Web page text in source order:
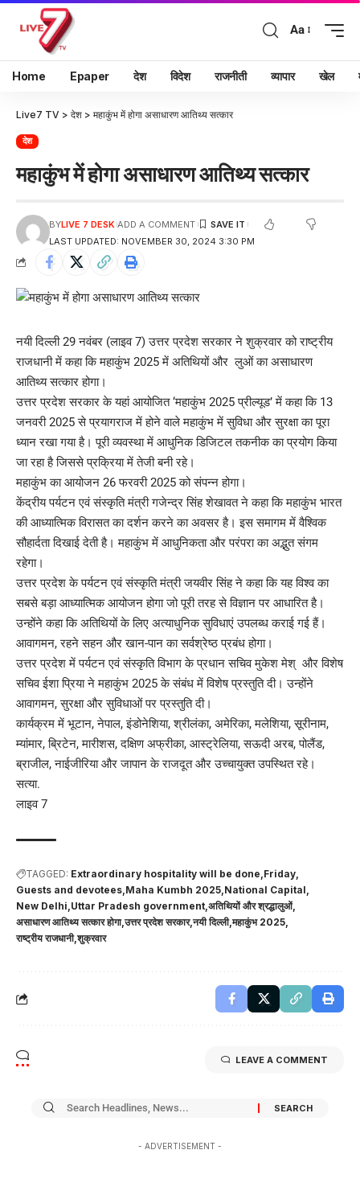
Aa
Home Epaper देश विदेश राजनीती व्यापार खेल
Live7 TV > देश > महाकुंभ में होगा असाधारण आतिथ्य सत्कार
देश
महाकुंभ में होगा असाधारण आतिथ्य सत्कार
LAST UPDATED: NOVEMBER 30, 2024 3:30 PM
BYLIVE 7 DESK ADD A COMMENT
नयी दिल्ली 29 नवंबर (लाइव 7) उत्तर प्रदेश सरकार ने शुक्रवार को राष्ट्रीय
राजधानी में कहा कि महाकुंभ 2025 में अतिथियों और लुओं का असाधारण
आतिथ्य सत्कार होगा।
उत्तर प्रदेश सरकार के यहां आयोजित ‘महाकुंभ 2025 प्रील्यूड’ में कहा कि 13
जनवरी 2025 से प्रयागराज में होने वाले महाकुंभ में सुविधा और सुरक्षा का पूरा
ध्यान रखा गया है। पूरी व्यवस्था में आधुनिक डिजिटल तकनीक का प्रयोग किया
जा रहा है जिससे प्रक्रिया में तेजी बनी रहे।
महाकुंभ का आयोजन 26 फरवरी 2025 को संपन्न होगा।
केंद्रीय पर्यटन एवं संस्कृति मंत्री गजेन्द्र सिंह शेखावत ने कहा कि महाकुंभ भारत
की आध्यात्मिक विरासत का दर्शन करने का अवसर है। इस समागम में वैश्विक
सौहार्दता दिखाई देती है। महाकुंभ में आधुनिकता और परंपरा का अद्भुत संगम
रहेगा।
उत्तर प्रदेश के पर्यटन एवं संस्कृति मंत्री जयवीर सिंह ने कहा कि यह विश्व का
सबसे बड़ा आध्यात्मिक आयोजन होगा जो पूरी तरह से विज्ञान पर आधारित है।
उन्होंने कहा कि अतिथियों के लिए अत्याधुनिक सुविधाएं उपलब्ध कराई गई हैं।
आवागमन, रहने सहन और खान-पान का सर्वश्रेष्ठ प्रबंध होगा।
उत्तर प्रदेश में पर्यटन एवं संस्कृति विभाग के प्रधान सचिव मुकेश मेश् और विशेष
सचिव ईशा प्रिया ने महाकुंभ 2025 के संबंध में विशेष प्रस्तुति दी। उन्होंने
आवागमन, सुरक्षा और सुविधाओं पर प्रस्तुति दी।
कार्यक्रम में भूटान, नेपाल, इंडोनेशिया, श्रीलंका, अमेरिका, मलेशिया, सूरीनाम,
म्यांमार, ब्रिटेन, मारीशस, दक्षिण अफ्रीका, आस्ट्रेलिया, सऊदी अरब, पोलैंड,
ब्राजील, नाईजीरिया और जापान के राजदूत और उच्चायुक्त उपस्थित रहे।
सत्या.
लाइव 7
TAGGED: Extraordinary hospitality will be done Friday
Guests and devotees Maha Kumbh 2025 National Capital
New Delhi Uttar Pradesh government अतिथियों और श्रद्धालुओं
असाधारण आतिथ्य सत्कार होगा उत्तर प्रदेश सरकार नयी दिल्ली महाकुंभ 2025
राष्ट्रीय राजधानी शुक्रवार
LEAVE A COMMENT
- ADVERTISEMENT -